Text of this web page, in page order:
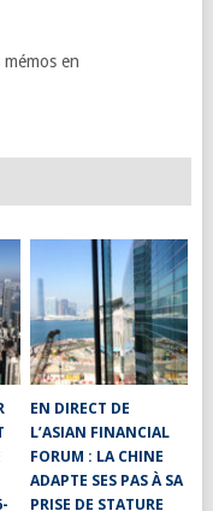
en
EN DIRECT DE
L’ASIAN FINANCIAL
FORUM : LA CHINE
ADAPTE SES PAS À SA
PRISE DE STATURE